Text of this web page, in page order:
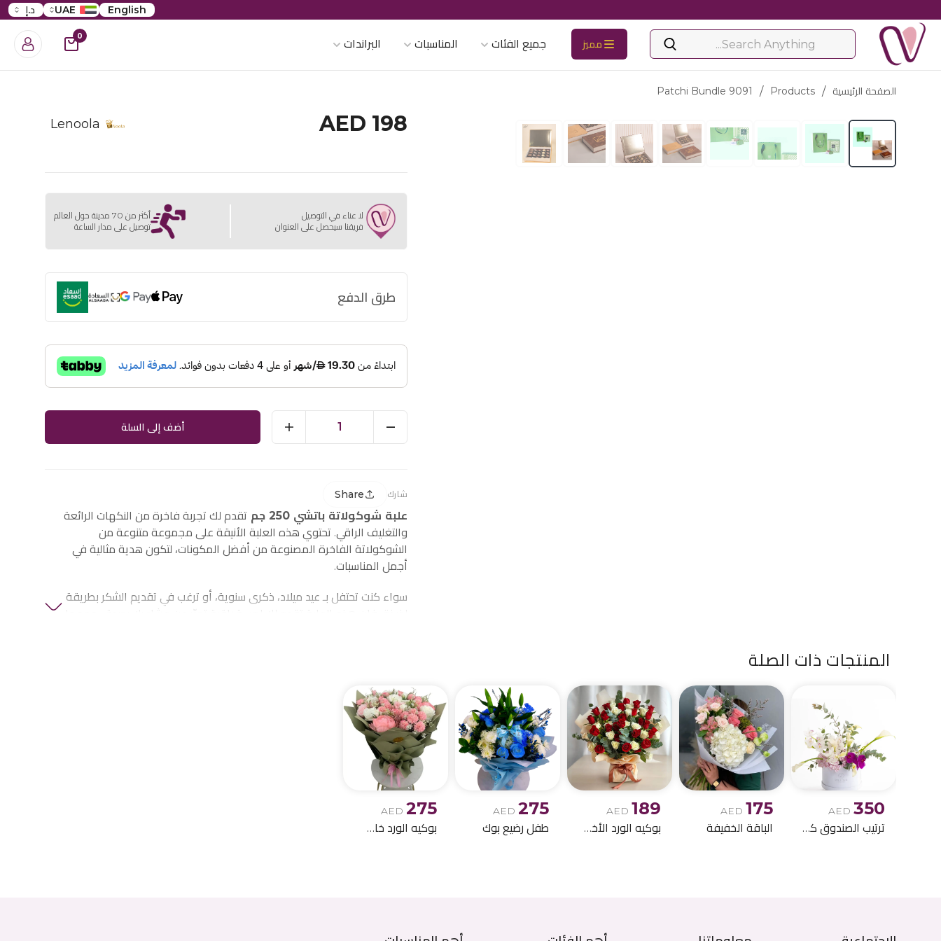
English
UAE د.إ
مميز جميع الفئات المناسبات البراندات
0
الصفحة الرئيسية /
Products
/
Patchi Bundle 9091
AED 198
Lenoola
لا عناء في التوصيل
فريقنا سيحصل على العنوان
أكثر من 70 مدينة حول العالم
توصيل على مدار الساعة
طرق الدفع
1 أضف إلى السلة
شارك Share
علبة شوكولاتة باتشي 250 جم
تقدم لك تجربة فاخرة من النكهات الرائعة
والتغليف الراقي. تحتوي هذه العلبة الأنيقة على مجموعة متنوعة من
الشوكولاتة الفاخرة المصنوعة من أفضل المكونات، لتكون هدية مثالية في
أجمل المناسبات.
سواء كنت تحتفل بـ عيد ميلاد، ذكرى سنوية، أو ترغب في تقديم الشكر بطريقة
لذيذة، فإن هذه العلبة تقدم لك لمسة راقية تعبّر عن مشاعرك بصدق. حجمها
المنتجات ذات الصلة
AED 350
ترتيب الصندوق كالا ليلي
AED 175
الباقة الخفيفة
AED 189
بوكيه الورد الأخمر والابيض
AED 275
طفل رضيع بوك
AED 275
بوكيه الورد خاص اصطناعي